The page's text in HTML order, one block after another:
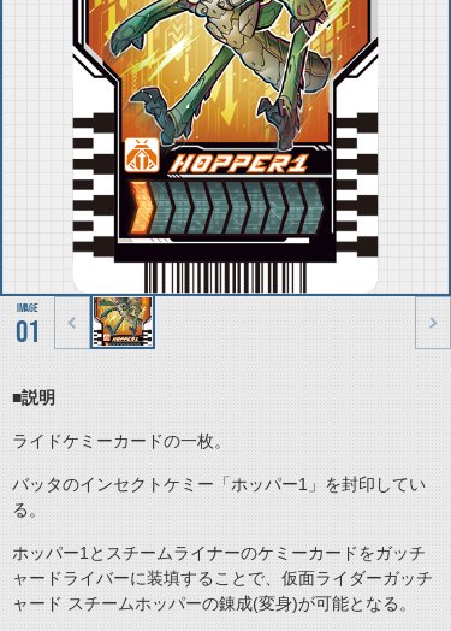
01
■説明
ライドケミーカードの一枚。
バッタのインセクトケミー「ホッパー1」を封印してい
る。
ホッパー1とスチームライナーのケミーカードをガッチ
ャードライバーに装填することで、仮面ライダーガッチ
ャード スチームホッパーの錬成(変身)が可能となる。